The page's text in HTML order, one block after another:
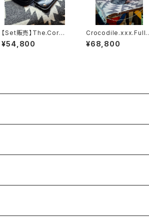
【Set販売】The.Cordo
van.xxx.Full-Black.E
dition// JACK.RIDE.
¥54,800
Crocodile.xxx.Full-
Black.Edition// JAC
K.RIDE.SSW
¥68,800